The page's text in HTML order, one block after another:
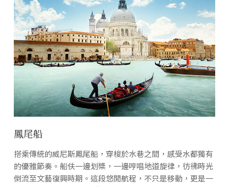
鳳尾船
搭乘傳統的威尼斯鳳尾船，穿梭於水巷之間，感受水都獨有
的優雅節奏。船伕一邊划槳，一邊哼唱地道旋律，彷彿時光
倒流至文藝復興時期。這段悠閒航程，不只是移動，更是一